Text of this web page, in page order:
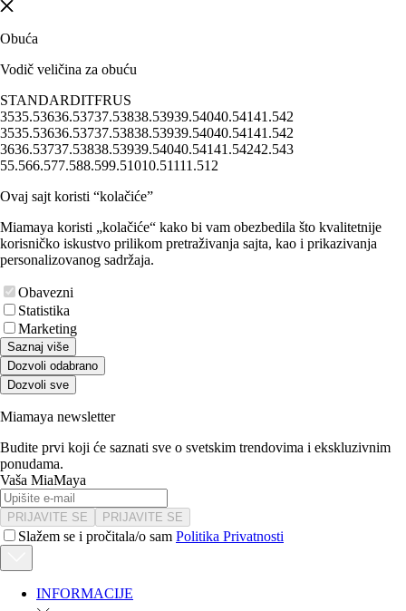
Obuća
Vodič veličina za obuću
STANDARDITFRUS
3535.53636.53737.53838.53939.54040.54141.542
3535.53636.53737.53838.53939.54040.54141.542
3636.53737.53838.53939.54040.54141.54242.543
55.566.577.588.599.51010.51111.512
Ovaj sajt koristi “kolačiće”
Miamaya koristi „kolačiće“ kako bi vam obezbedila što kvalitetnije
korisničko iskustvo prilikom pretraživanja sajta, kao i prikazivanja
personalizovanog sadržaja.
Obavezni
Statistika
Marketing
Saznaj više
Dozvoli odabrano
Dozvoli sve
Miamaya newsletter
Budite prvi koji će saznati sve o svetskim trendovima i ekskluzivnim
ponudama.
Vaša MiaMaya
PRIJAVITE SE PRIJAVITE SE
Slažem se i pročitala/o sam Politika Privatnosti
INFORMACIJE